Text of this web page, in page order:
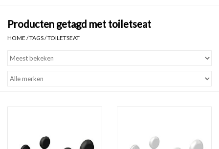
Fonteinsets
Toiletten
Producten getagd met toiletseat
HOME /TAGS/TOILETSEAT